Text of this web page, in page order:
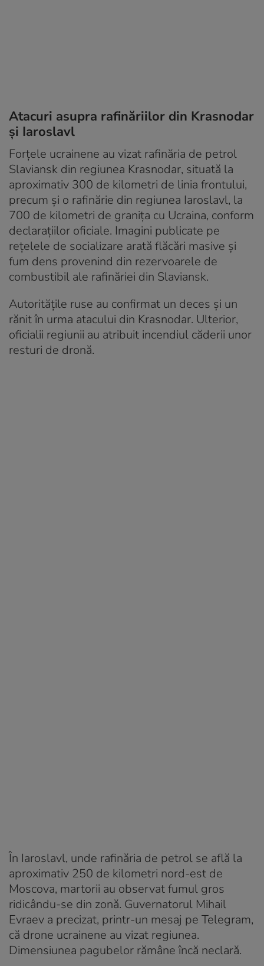
Atacuri asupra rafinăriilor din Krasnodar
și Iaroslavl
Forțele ucrainene au vizat rafinăria de petrol
Slaviansk din regiunea Krasnodar, situată la
aproximativ 300 de kilometri de linia frontului,
precum și o rafinărie din regiunea Iaroslavl, la
700 de kilometri de granița cu Ucraina, conform
declarațiilor oficiale. Imagini publicate pe
rețelele de socializare arată flăcări masive și
fum dens provenind din rezervoarele de
combustibil ale rafinăriei din Slaviansk.
Autoritățile ruse au confirmat un deces și un
rănit în urma atacului din Krasnodar. Ulterior,
oficialii regiunii au atribuit incendiul căderii unor
resturi de dronă.
În Iaroslavl, unde rafinăria de petrol se află la
aproximativ 250 de kilometri nord-est de
Moscova, martorii au observat fumul gros
ridicându-se din zonă. Guvernatorul Mihail
Evraev a precizat, printr-un mesaj pe Telegram,
că drone ucrainene au vizat regiunea.
Dimensiunea pagubelor rămâne încă neclară.